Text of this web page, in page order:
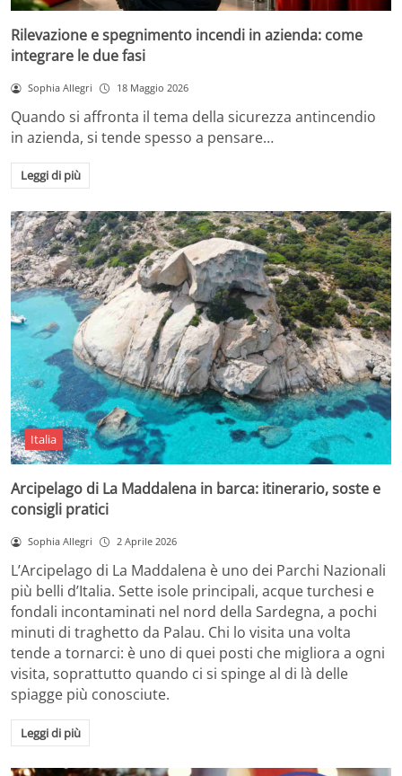
Rilevazione e spegnimento incendi in azienda: come
integrare le due fasi
Sophia Allegri 18 Maggio 2026
Quando si affronta il tema della sicurezza antincendio
in azienda, si tende spesso a pensare…
Leggi di più
Italia
Arcipelago di La Maddalena in barca: itinerario, soste e
consigli pratici
Sophia Allegri 2 Aprile 2026
L’Arcipelago di La Maddalena è uno dei Parchi Nazionali
più belli d’Italia. Sette isole principali, acque turchesi e
fondali incontaminati nel nord della Sardegna, a pochi
minuti di traghetto da Palau. Chi lo visita una volta
tende a tornarci: è uno di quei posti che migliora a ogni
visita, soprattutto quando ci si spinge al di là delle
spiagge più conosciute.
Leggi di più